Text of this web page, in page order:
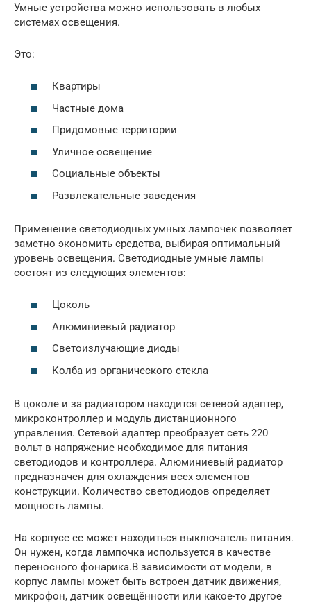
Умные устройства можно использовать в любых
системах освещения.
Это:
Квартиры
Частные дома
Придомовые территории
Уличное освещение
Социальные объекты
Развлекательные заведения
Применение светодиодных умных лампочек позволяет
заметно экономить средства, выбирая оптимальный
уровень освещения. Светодиодные умные лампы
состоят из следующих элементов:
Цоколь
Алюминиевый радиатор
Светоизлучающие диоды
Колба из органического стекла
В цоколе и за радиатором находится сетевой адаптер,
микроконтроллер и модуль дистанционного
управления. Сетевой адаптер преобразует сеть 220
вольт в напряжение необходимое для питания
светодиодов и контроллера. Алюминиевый радиатор
предназначен для охлаждения всех элементов
конструкции. Количество светодиодов определяет
мощность лампы.
На корпусе ее может находиться выключатель питания.
Он нужен, когда лампочка используется в качестве
переносного фонарика.В зависимости от модели, в
корпус лампы может быть встроен датчик движения,
микрофон, датчик освещённости или какое-то другое